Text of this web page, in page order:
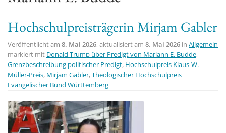
i
n
Hochschulpreisträgerin Mirjam Gabler
Veröffentlicht am 8. Mai 2026, aktualisiert am 8. Mai 2026 in Allgemein
markiert mit Donald Trump über Predigt von Mariann E. Budde,
Grenzbeschreibung politischer Predigt, Hochschulpreis Klaus-W.-
Müller-Preis, Mirjam Gabler,Theologischer Hochschulpreis
Evangelischer Bund Württemberg